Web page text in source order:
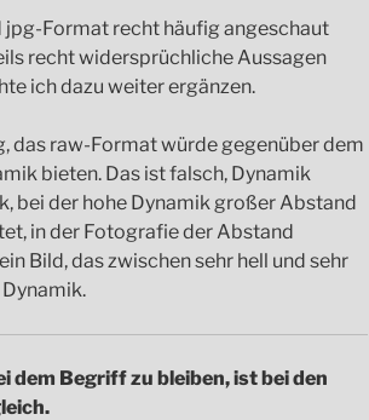
jpg-Format recht häufig angeschaut
recht widersprüchliche Aussagen
ich dazu weiter ergänzen.
das raw-Format würde gegenüber dem
bieten. Das ist falsch, Dynamik
bei der hohe Dynamik großer Abstand
in der Fotografie der Abstand
Bild, das zwischen sehr hell und sehr
dem Begriff zu bleiben, ist bei den